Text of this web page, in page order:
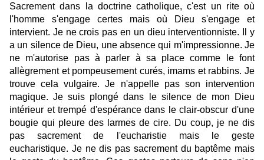
Sacrement dans la doctrine catholique, c'est un rite où
l'homme s'engage certes mais où Dieu s'engage et
intervient. Je ne crois pas en un dieu interventionniste. Il y
a un silence de Dieu, une absence qui m'impressionne. Je
ne m'autorise pas à parler à sa place comme le font
allègrement et pompeusement curés, imams et rabbins. Je
trouve cela vulgaire. Je n'appelle pas son intervention
magique. Je suis plongé dans le silence de mon Dieu
intérieur et trempé d'espérance dans le clair-obscur d'une
bougie qui pleure des larmes de cire. Du coup, je ne dis
pas sacrement de l'eucharistie mais le geste
eucharistique. Je ne dis pas sacrement du baptême mais